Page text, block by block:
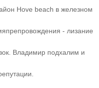
Hove beach в железном
- лизание
Владимир подхалим и